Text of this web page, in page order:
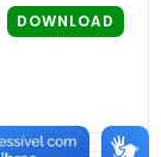
DOWNLOAD